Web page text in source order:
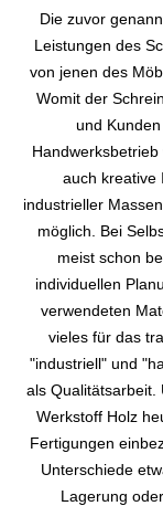
Die zuvor
Leistungen des
von jenen des
Womit der
und
auch kreative
industrieller
möglich. Bei
meist schon
individuellen
verwendeten
vieles für das
"industriell" und
als Qualitätsarbeit.
Werkstoff Holz
Fertigungen
Unterschiede
Lagerung